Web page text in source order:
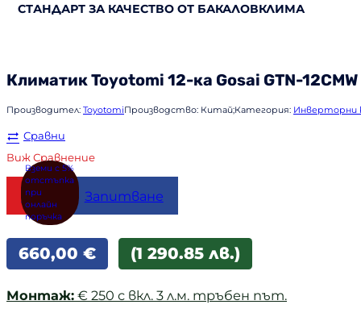
СТАНДАРТ ЗА КАЧЕСТВО ОТ БАКАЛОВКЛИМА
КлиматикToyotomi 12-ка Gosai GTN-
Производител: ToyotomiПроизводство: Китай;Категория: Инверторни
Сравни
Виж Сравнение
Купи Запитване
660,00 € (1 290.85 лв.)
Монтаж: € 250 с вкл. 3 л.м. тръбен път.